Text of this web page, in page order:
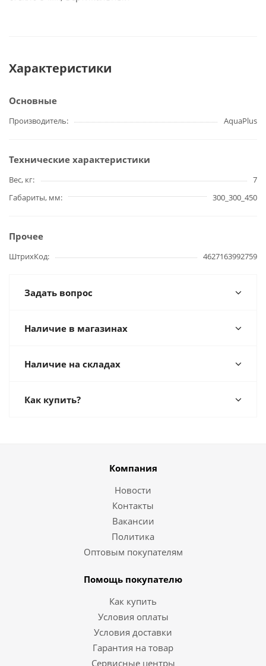
Характеристики
Основные
Производитель AquaPlus
Технические характеристики
Вес, кг
7
Габариты, мм
300_300_450
Прочее
ШтрихКод 4627163992759
Задать вопрос
Наличие в магазинах
Наличие на складах
Как купить?
Компания
Новости
Контакты
Вакансии
Политика
Оптовым покупателям
Помощь покупателю
Как купить
Условия оплаты
Условия доставки
Гарантия на товар
Сервисные центры